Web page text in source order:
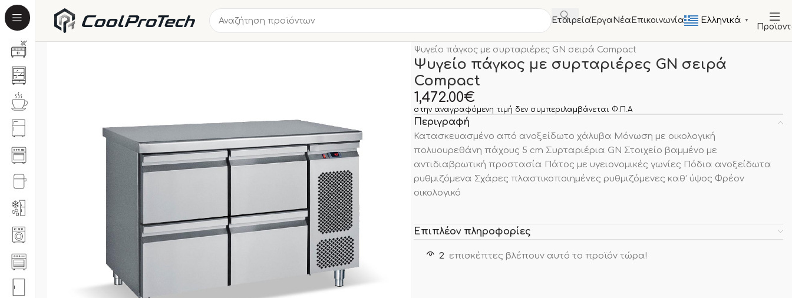
Εταιρεία Έργα Νέα Επικοινωνία Ελληνικά ▼
Ψυγείο πάγκος με συρταριέρες GN σειρά Compact
Ψυγείο πάγκος με συρταριέρες GN σειρά
Compact
1,472.00€
στην αναγραφόμενη τιμή δεν συμπεριλαμβάνεται Φ.Π.Α
Περιγραφή
Κατασκευασμένο από ανοξείδωτο χάλυβα Μόνωση με οικολογική
πολυουρεθάνη πάχους 5 cm Συρταριέρια GN Στοιχείο βαμμένο με
αντιδιαβρωτική προστασία Πάτος με υγειονομικές γωνίες Πόδια ανοξείδωτα
ρυθμιζόμενα Σχάρες πλαστικοποιημένες ρυθμιζόμενες καθ’ ύψος Φρέον
οικολογικό
Επιπλέον πληροφορίες
2 επισκέπτες βλέπουν αυτό το προϊόν τώρα!